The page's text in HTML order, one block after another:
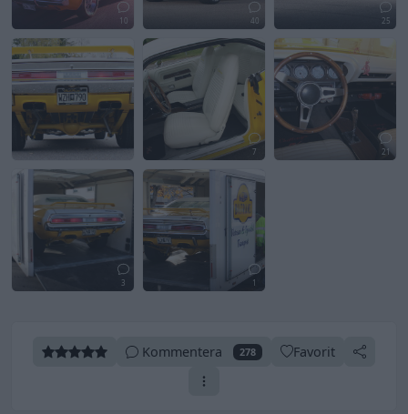
10 40 25
7 21
3 1
Kommentera 278 Favorit